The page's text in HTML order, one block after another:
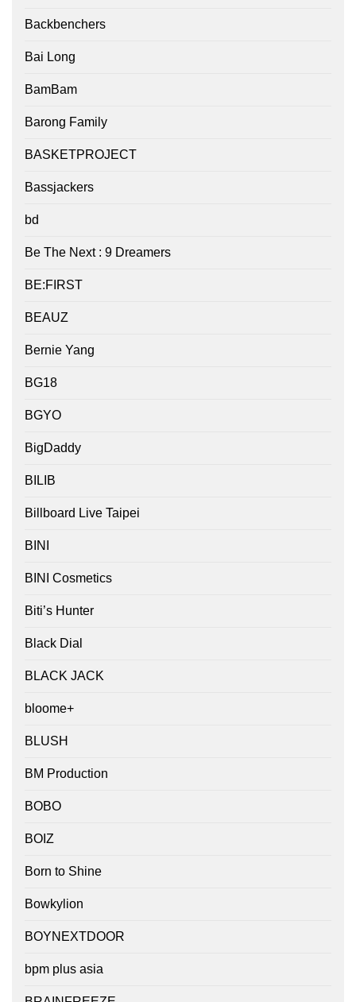
Backbenchers
Bai Long
BamBam
Barong Family
BASKETPROJECT
Bassjackers
bd
Be The Next : 9 Dreamers
BE:FIRST
BEAUZ
Bernie Yang
BG18
BGYO
BigDaddy
BILIB
Billboard Live Taipei
BINI
BINI Cosmetics
Biti’s Hunter
Black Dial
BLACK JACK
bloome+
BLUSH
BM Production
BOBO
BOIZ
Born to Shine
Bowkylion
BOYNEXTDOOR
bpm plus asia